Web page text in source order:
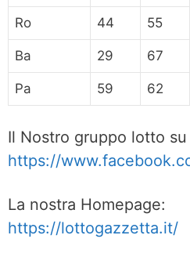
Ro 44 55
Ba 29 67
Pa 59 62
Il Nostro gruppo lotto
https://
La nostra Homepage:
https://lottogazzetta.it/